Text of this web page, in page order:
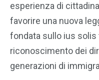
esperienza di
favorire una nuova
fondata sullo ius solis
riconoscimento dei
generazioni di